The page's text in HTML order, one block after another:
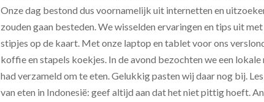
Onze dag bestond dus voornamelijk uit internetten en
zouden gaan besteden. We wisselden ervaringen en tips uit
stipjes op de kaart. Met onze laptop en tablet voor ons
koffie en stapels koekjes. In de avond bezochten we een
had verzameld om te eten. Gelukkig pasten wij daar nog bij.
van eten in Indonesië: geef altijd aan dat het niet pittig hoeft.